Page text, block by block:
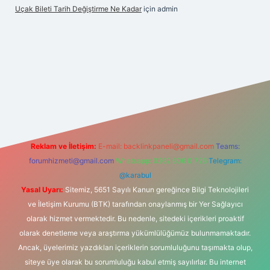
Uçak Bileti Tarih Değiştirme Ne Kadar için admin
Reklam ve İletişim: E-mail: backlinkpaneli@gmail.com Teams:
forumhizmeti@gmail.com Whatsapp: 0262 606 0 726 Telegram:
@karabul
Yasal Uyarı: Sitemiz, 5651 Sayılı Kanun gereğince Bilgi Teknolojileri
ve İletişim Kurumu (BTK) tarafından onaylanmış bir Yer Sağlayıcı
olarak hizmet vermektedir. Bu nedenle, sitedeki içerikleri proaktif
olarak denetleme veya araştırma yükümlülüğümüz bulunmamaktadır.
Ancak, üyelerimiz yazdıkları içeriklerin sorumluluğunu taşımakta olup,
siteye üye olarak bu sorumluluğu kabul etmiş sayılırlar. Bu internet